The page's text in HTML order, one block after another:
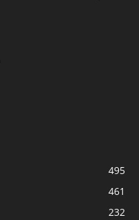
495
461
232